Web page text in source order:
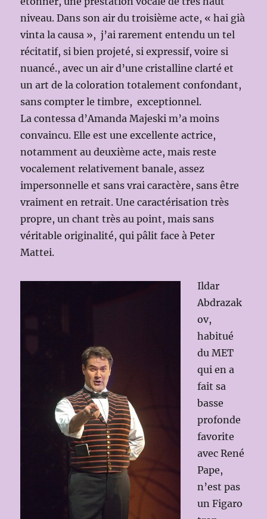
niveau. Dans son air du troisième acte, « hai già
vinta la causa », j’ai rarement entendu un tel
récitatif, si bien projeté, si expressif, voire si
nuancé., avec un air d’une cristalline clarté et
un art de la coloration totalement confondant,
sans compter le timbre, exceptionnel.
La contessa d’Amanda Majeski m’a moins
convaincu. Elle est une excellente actrice,
notamment au deuxième acte, mais reste
vocalement relativement banale, assez
impersonnelle et sans vrai caractère, sans être
vraiment en retrait. Une caractérisation très
propre, un chant très au point, mais sans
véritable originalité, qui pâlit face à Peter
Mattei.
Ildar
Abdrazak
ov,
habitué
du MET
qui en a
fait sa
basse
profonde
favorite
avec René
Pape,
n’est pas
un Figaro